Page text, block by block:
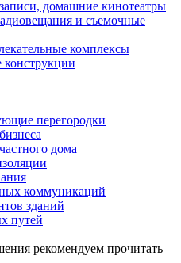
домашние кинотеатры
и съемочные
комплексы
перегородки
дома
коммуникаций
зданий
путей
рекомендуем прочитать